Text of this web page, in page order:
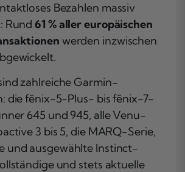
Bezahlen massiv
Rund61 % aller europäischen
werden inzwischen
zahlreiche Garmin-
die fēnix-5-Plus- bis fēnix-7-
645 und 945, alle Venu-
3 bis 5, die MARQ-Serie,
und ausgewählte Instinct-
und stets aktuelle